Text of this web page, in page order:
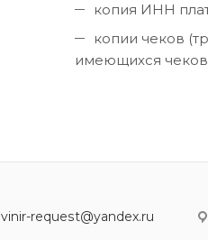
копия ИНН
копии чеков
имеющихся
vinir-request@yandex.ru